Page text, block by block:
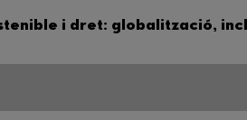
i dret: globalització,